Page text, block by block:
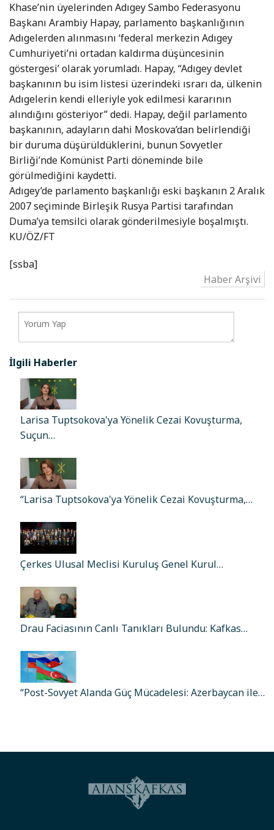
Khase’nin üyelerinden Adıgey Sambo Federasyonu
Başkanı Arambiy Hapay, parlamento başkanlığının
Adıgelerden alınmasını ‘federal merkezin Adıgey
Cumhuriyeti’ni ortadan kaldırma düşüncesinin
göstergesi’ olarak yorumladı. Hapay, “Adıgey devlet
başkanının bu isim listesi üzerindeki ısrarı da, ülkenin
Adıgelerin kendi elleriyle yok edilmesi kararının
alındığını gösteriyor” dedi. Hapay, değil parlamento
başkanının, adayların dahi Moskova’dan belirlendiği
bir duruma düşürüldüklerini, bunun Sovyetler
Birliği’nde Komünist Parti döneminde bile
görülmediğini kaydetti.
Adıgey’de parlamento başkanlığı eski başkanın 2 Aralık
2007 seçiminde Birleşik Rusya Partisi tarafından
Duma’ya temsilci olarak gönderilmesiyle boşalmıştı.
KU/ÖZ/FT
[ssba]
Haber Arşivi
İlgili Haberler
Larisa Tuptsokova'ya Yönelik Cezai Kovuşturma,
Suçun…
“Larisa Tuptsokova'ya Yönelik Cezai Kovuşturma,…
Çerkes Ulusal Meclisi Kuruluş Genel Kurul…
Drau Faciasının Canlı Tanıkları Bulundu: Kafkas…
“Post-Sovyet Alanda Güç Mücadelesi: Azerbaycan ile…